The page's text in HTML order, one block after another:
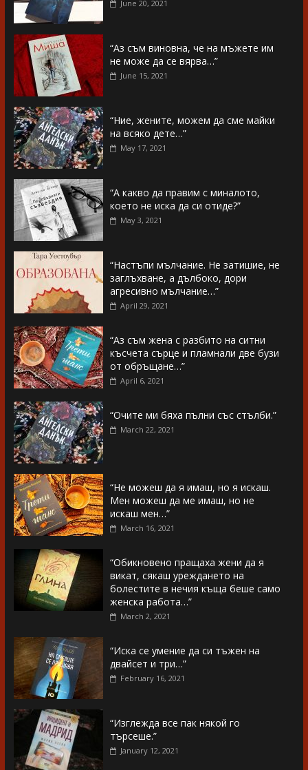
June 20, 2021
“Аз съм виновна, че на мъжете им
не може да се вярва…”
June 15, 2021
“Ние, жените, можем да сме майки
на всяко дете…”
May 17, 2021
“А какво да правим с миналото,
което не иска да си отиде?”
May 3, 2021
“Настъпи мълчание. Не затишие, не
заглъхване, а дълбоко, дори
агресивно мълчание…”
April 29, 2021
“Аз съм жена с разбито на ситни
късчета сърце и пламнали две бузи
от обръщане…”
April 6, 2021
“Очите ми бяха пълни със стълби.”
March 22, 2021
“Не можеш да я имаш, но я искаш.
Мен можеш да ме имаш, но не
искаш мен…”
March 16, 2021
“Обикновено пращаха жени да я
викат, сякаш уреждането на
болестите в нечия къща беше само
женска работа…”
March 2, 2021
“Иска се умение да си тъжен на
двайсет и три…”
February 16, 2021
“Изглежда все пак някой го
търсеше.”
January 12, 2021